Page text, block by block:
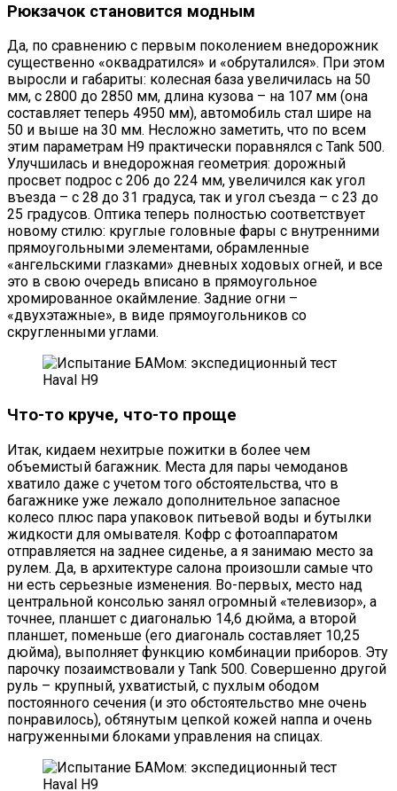
Рюкзачок становится модным
Да, по сравнению с первым поколением внедорожник
существенно «оквадратился» и «обруталился». При этом
выросли и габариты: колесная база увеличилась на 50
мм, с 2800 до 2850 мм, длина кузова – на 107 мм (она
составляет теперь 4950 мм), автомобиль стал шире на
50 и выше на 30 мм. Несложно заметить, что по всем
этим параметрам H9 практически поравнялся с Tank 500.
Улучшилась и внедорожная геометрия: дорожный
просвет подрос с 206 до 224 мм, увеличился как угол
въезда – с 28 до 31 градуса, так и угол съезда – с 23 до
25 градусов. Оптика теперь полностью соответствует
новому стилю: круглые головные фары с внутренними
прямоугольными элементами, обрамленные
«ангельскими глазками» дневных ходовых огней, и все
это в свою очередь вписано в прямоугольное
хромированное окаймление. Задние огни –
«двухэтажные», в виде прямоугольников со
скругленными углами.
Что-то круче, что-то проще
Итак, кидаем нехитрые пожитки в более чем
объемистый багажник. Места для пары чемоданов
хватило даже с учетом того обстоятельства, что в
багажнике уже лежало дополнительное запасное
колесо плюс пара упаковок питьевой воды и бутылки
жидкости для омывателя. Кофр с фотоаппаратом
отправляется на заднее сиденье, а я занимаю место за
рулем. Да, в архитектуре салона произошли самые что
ни есть серьезные изменения. Во-первых, место над
центральной консолью занял огромный «телевизор», а
точнее, планшет с диагональю 14,6 дюйма, а второй
планшет, поменьше (его диагональ составляет 10,25
дюйма), выполняет функцию комбинации приборов. Эту
парочку позаимствовали у Tank 500. Совершенно другой
руль – крупный, ухватистый, с пухлым ободом
постоянного сечения (и это обстоятельство мне очень
понравилось), обтянутым цепкой кожей наппа и очень
нагруженными блоками управления на спицах.